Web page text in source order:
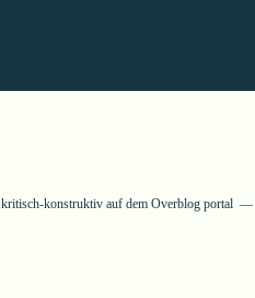
kritisch-konstruktivauf dem Overblog portal